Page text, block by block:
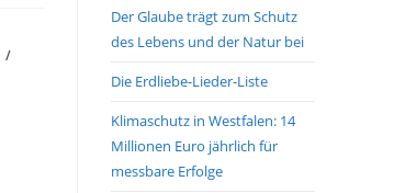
/
Der Glaube trägt zum Schutz
des Lebens und der Natur bei
Die Erdliebe-Lieder-Liste
Klimaschutz in Westfalen: 14
Millionen Euro jährlich für
messbare Erfolge